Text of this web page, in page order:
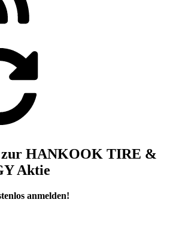
zur HANKOOK TIRE &
Aktie
anmelden!